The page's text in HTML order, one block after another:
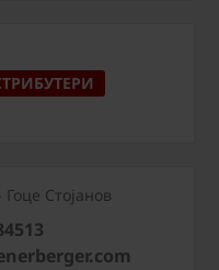
Стојанов